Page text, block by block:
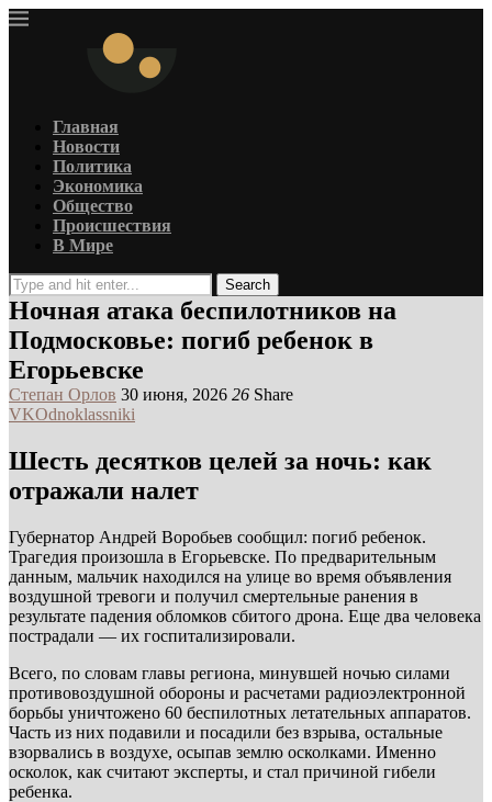
Главная
Новости
Политика
Экономика
Общество
Происшествия
В Мире
Search
Ночная атака беспилотников на
Подмосковье: погиб ребенок в
Егорьевске
Степан Орлов 30 июня, 2026 26 Share
VKOdnoklassniki
Шесть десятков целей за ночь: как
отражали налет
Губернатор Андрей Воробьев сообщил: погиб ребенок.
Трагедия произошла в Егорьевске. По предварительным
данным, мальчик находился на улице во время объявления
воздушной тревоги и получил смертельные ранения в
результате падения обломков сбитого дрона. Еще два человека
пострадали — их госпитализировали.
Всего, по словам главы региона, минувшей ночью силами
противовоздушной обороны и расчетами радиоэлектронной
борьбы уничтожено 60 беспилотных летательных аппаратов.
Часть из них подавили и посадили без взрыва, остальные
взорвались в воздухе, осыпав землю осколками. Именно
осколок, как считают эксперты, и стал причиной гибели
ребенка.